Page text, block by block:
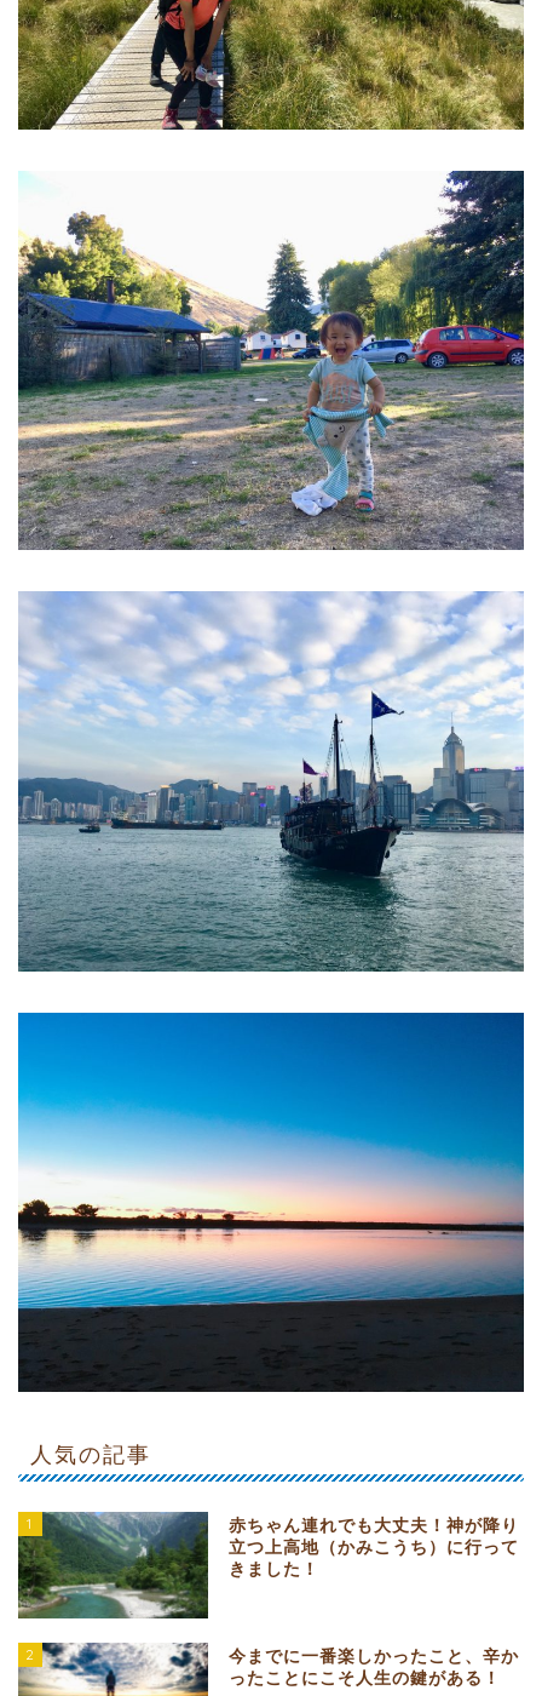
人気の記事
1
赤ちゃん連れでも大丈夫！神が降り
立つ上高地（かみこうち）に行って
きました！
2
今までに一番楽しかったこと、辛か
ったことにこそ人生の鍵がある！